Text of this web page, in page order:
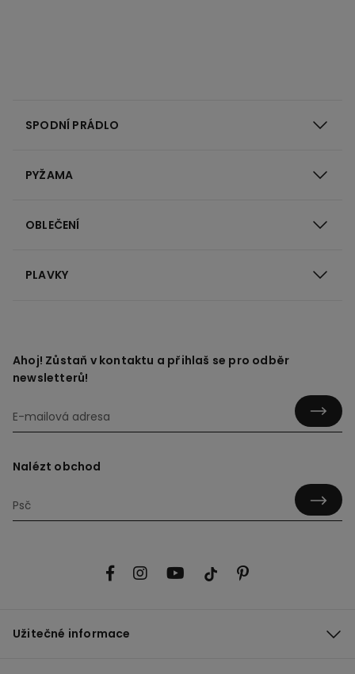
SPODNÍ PRÁDLO
PYŽAMA
OBLEČENÍ
PLAVKY
Ahoj! Zůstaň v kontaktu a přihlaš se pro odběr
newsletterů!
Nalézt obchod
Užitečné informace